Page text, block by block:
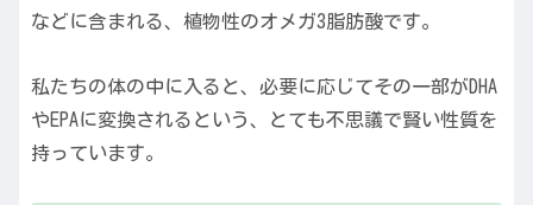
などに含まれる、植物性のオメガ3脂肪酸です。
私たちの体の中に入ると、必要に応じてその一部がDHA
やEPAに変換されるという、とても不思議で賢い性質を
持っています。